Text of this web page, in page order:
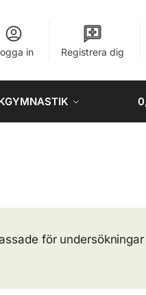
in Registrera dig
för undersökningar